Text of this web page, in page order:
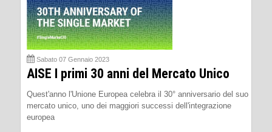
Sabato 07 Gennaio 2023
AISE I primi 30 anni del Mercato Unico
Quest'anno l'Unione Europea celebra il 30° anniversario del suo
mercato unico, uno dei maggiori successi dell'integrazione
europea